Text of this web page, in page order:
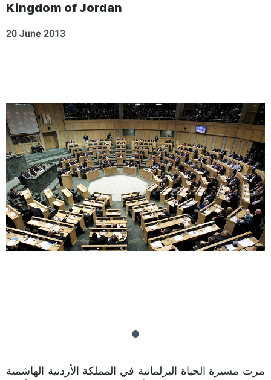
Kingdom of Jordan
20 June 2013
مرت مسيرة الحياة البرلمانية في المملكة الأردنية الهاشمية